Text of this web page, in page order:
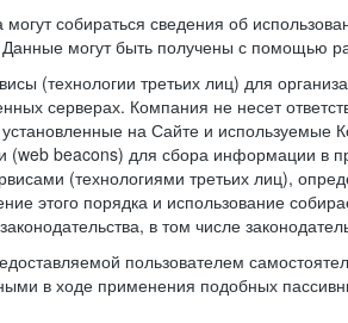
собираться сведения об
Данные могут быть получены с
(технологии третьих лиц) для
серверах. Компания не несет
на Сайте и
(web beacons) для сбора информации в
(технологиями третьих лиц),
этого порядка и использование
в том числе
пользователем
в ходе применения подобных